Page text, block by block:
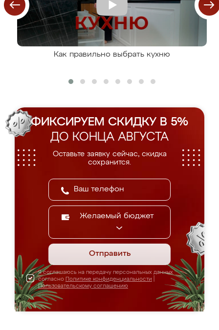
Как правильно выбрать кухню
ФИКСИРУЕМ СКИДКУ В 5%
ДО КОНЦА АВГУСТА
Оставьте заявку сейчас, скидка
сохранится.
Желаемый бюджет
Отправить
Я соглашаюсь на передачу персональных данных
согласно Политике конфиденциальности
Пользовательскому соглашению